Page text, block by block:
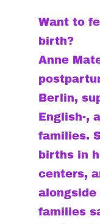
Want to
birth?
Anne
Berlin,
English-,
families.
births in
centers,
alongside
families